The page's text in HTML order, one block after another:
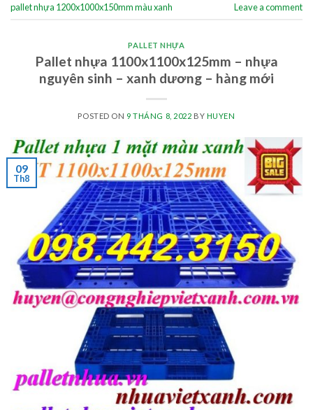
pallet nhựa 1200x1000x150mm màu xanh
Leave a comment
PALLET NHỰA
Pallet nhựa 1100x1100x125mm – nhựa
nguyên sinh – xanh dương – hàng mới
POSTED ON 9 THÁNG 8, 2022 BY HUYEN
09
Th8